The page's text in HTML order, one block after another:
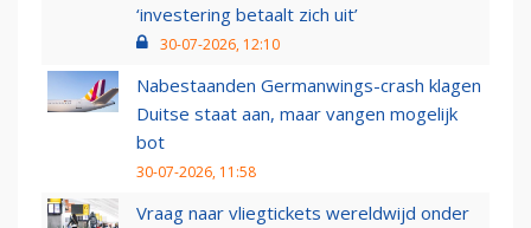
‘investering betaalt zich uit’
30-07-2026, 12:10
Nabestaanden Germanwings-crash klagen
Duitse staat aan, maar vangen mogelijk
bot
30-07-2026, 11:58
Vraag naar vliegtickets wereldwijd onder